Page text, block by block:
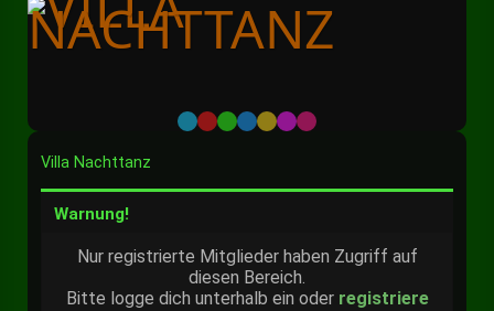
Default
RedGreen
BlueYellow
Purple
Pink
Villa Nachttanz
Warnung!
Nur registrierte Mitglieder haben Zugriff auf
diesen Bereich.
Bitte logge dich unterhalb ein oder registriere